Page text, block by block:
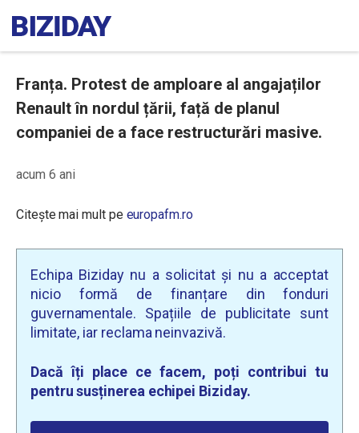
Franța. Protest de amploare al angajaților
Renault în nordul țării, față de planul
companiei de a face restructurări masive.
acum 6 ani
Citește mai mult pe europafm.ro
Echipa Biziday nu a solicitat și nu a acceptat
nicio formă de finanțare din fonduri
guvernamentale. Spațiile de publicitate sunt
limitate, iar reclama neinvazivă.
Dacă îți place ce facem, poți contribui tu
pentru susținerea echipei Biziday.